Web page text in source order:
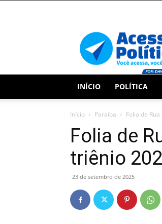
INÍCIO POLÍTICA
Início Paraíba Folia de
Folia de
triênio
23 de setembro de 2025